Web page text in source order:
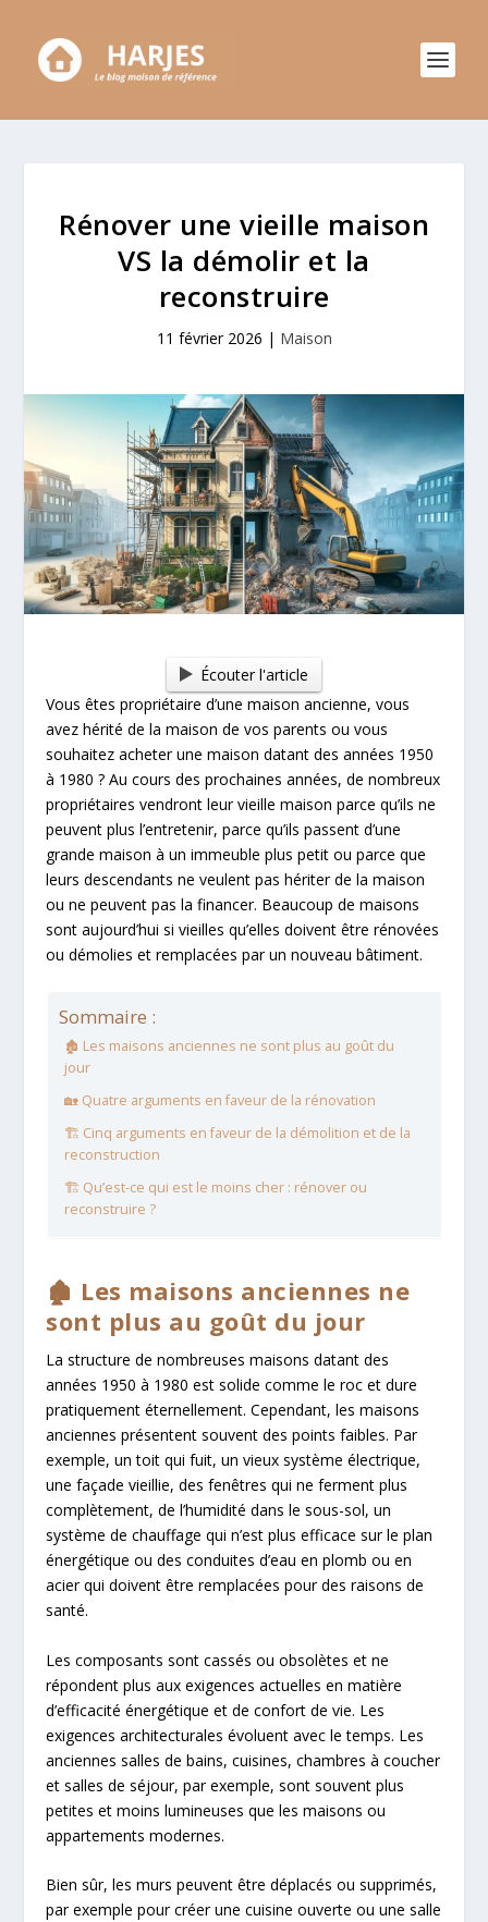
Rénover une vieille maison
VS la démolir et la
reconstruire
11 février 2026 | Maison
Écouter l'article
Vous êtes propriétaire d’une maison ancienne, vous
avez hérité de la maison de vos parents ou vous
souhaitez acheter une maison datant des années 1950
à 1980 ? Au cours des prochaines années, de nombreux
propriétaires vendront leur vieille maison parce qu’ils ne
peuvent plus l’entretenir, parce qu’ils passent d’une
grande maison à un immeuble plus petit ou parce que
leurs descendants ne veulent pas hériter de la maison
ou ne peuvent pas la financer. Beaucoup de maisons
sont aujourd’hui si vieilles qu’elles doivent être rénovées
ou démolies et remplacées par un nouveau bâtiment.
Sommaire :
🏚️ Les maisons anciennes ne sont plus au goût du
jour
🏡 Quatre arguments en faveur de la rénovation
🏗️ Cinq arguments en faveur de la démolition et de la
reconstruction
🏗️ Qu’est-ce qui est le moins cher : rénover ou
reconstruire ?
🏚️ Les maisons anciennes ne
sont plus au goût du jour
La structure de nombreuses maisons datant des
années 1950 à 1980 est solide comme le roc et dure
pratiquement éternellement. Cependant, les maisons
anciennes présentent souvent des points faibles. Par
exemple, un toit qui fuit, un vieux système électrique,
une façade vieillie, des fenêtres qui ne ferment plus
complètement, de l’humidité dans le sous-sol, un
système de chauffage qui n’est plus efficace sur le plan
énergétique ou des conduites d’eau en plomb ou en
acier qui doivent être remplacées pour des raisons de
santé.
Les composants sont cassés ou obsolètes et ne
répondent plus aux exigences actuelles en matière
d’efficacité énergétique et de confort de vie. Les
exigences architecturales évoluent avec le temps. Les
anciennes salles de bains, cuisines, chambres à coucher
et salles de séjour, par exemple, sont souvent plus
petites et moins lumineuses que les maisons ou
appartements modernes.
Bien sûr, les murs peuvent être déplacés ou supprimés,
par exemple pour créer une cuisine ouverte ou une salle